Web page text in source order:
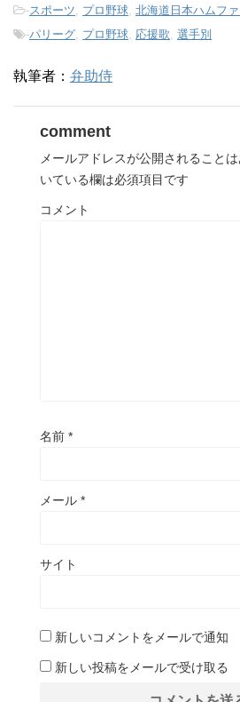
-スポーツ プロ野球 北海道日本ハムフ
-パリーグ プロ野球 応援歌 選手別
執筆者： 弁助侍
comment
メールアドレスが公開されることは
いている欄は必須項目です
コメント
名前 *
メール *
サイト
新しいコメントをメールで通知
新しい投稿をメールで受け取る